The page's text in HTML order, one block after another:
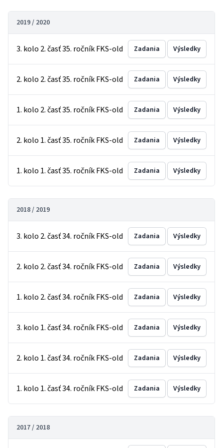
2019 / 2020
3. kolo 2. časť 35. ročník FKS-old Zadania Výsledky
2. kolo 2. časť 35. ročník FKS-old Zadania Výsledky
1. kolo 2. časť 35. ročník FKS-old Zadania Výsledky
2. kolo 1. časť 35. ročník FKS-old Zadania Výsledky
1. kolo 1. časť 35. ročník FKS-old Zadania Výsledky
2018 / 2019
3. kolo 2. časť 34. ročník FKS-old Zadania Výsledky
2. kolo 2. časť 34. ročník FKS-old Zadania Výsledky
1. kolo 2. časť 34. ročník FKS-old Zadania Výsledky
3. kolo 1. časť 34. ročník FKS-old Zadania Výsledky
2. kolo 1. časť 34. ročník FKS-old Zadania Výsledky
1. kolo 1. časť 34. ročník FKS-old Zadania Výsledky
2017 / 2018